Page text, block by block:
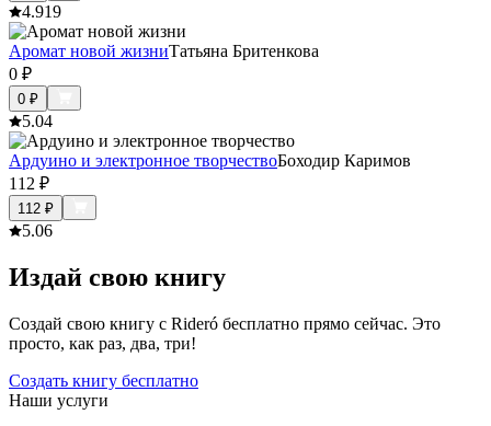
4.919
Аромат новой жизниТатьяна Бритенкова
0 ₽
0 ₽
5.04
Ардуино и электронное творчествоБоходир Каримов
112 ₽
112 ₽
5.06
Издай свою книгу
Создай свою книгу с Rideró бесплатно прямо сейчас. Это
просто, как раз, два, три!
Создать книгу бесплатно
Наши услуги